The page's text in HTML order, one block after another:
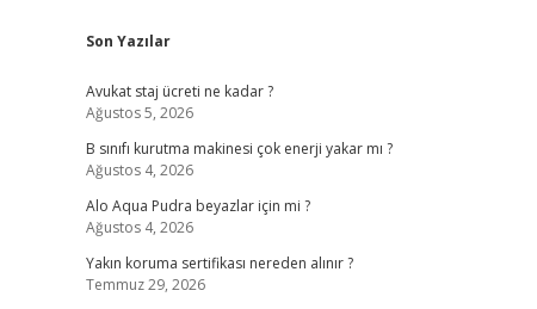
Sidebar
Son Yazılar
Avukat staj ücreti ne kadar ?
Ağustos 5, 2026
B sınıfı kurutma makinesi çok enerji yakar mı ?
Ağustos 4, 2026
Alo Aqua Pudra beyazlar için mi ?
Ağustos 4, 2026
Yakın koruma sertifikası nereden alınır ?
Temmuz 29, 2026